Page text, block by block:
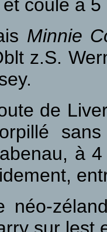
et coule à
Minnie
z.S.
de
à
néo-